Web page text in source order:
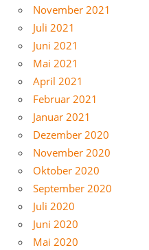
November 2021
Juli 2021
Juni 2021
Mai 2021
April 2021
Februar 2021
Januar 2021
Dezember 2020
November 2020
Oktober 2020
September 2020
Juli 2020
Juni 2020
Mai 2020